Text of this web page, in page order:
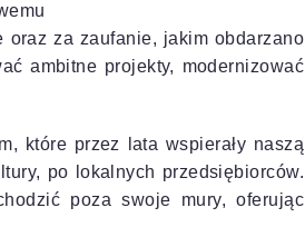
oraz za zaufanie, jakim obdarzano
ambitne projekty, modernizować
które przez lata wspierały naszą
po lokalnych przedsiębiorców.
poza swoje mury, oferując